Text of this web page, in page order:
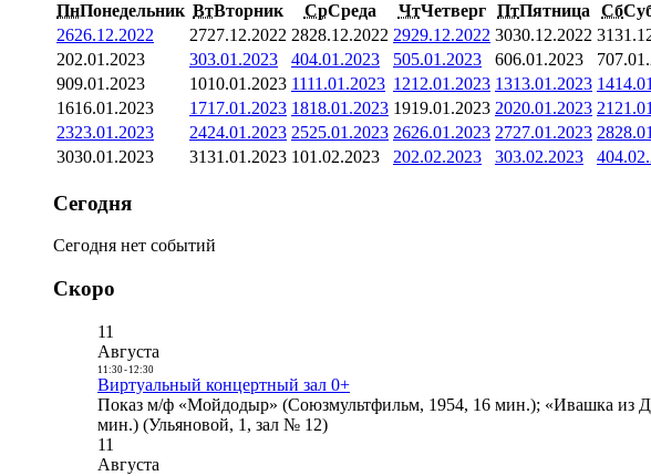
ПнПонедельник ВтВторник СрСреда ЧтЧетверг ПтПятница Сб
2626.12.2022 2727.12.2022 2828.12.2022 2929.12.2022 3030.12.2022 31
202.01.2023 303.01.2023 404.01.2023 505.01.2023 606.01.2023 7
909.01.2023 1010.01.2023 1111.01.2023 1212.01.2023 1313.01.2023 14
1616.01.2023 1717.01.2023 1818.01.2023 1919.01.2023 2020.01.2023 21
2323.01.2023 2424.01.2023 2525.01.2023 2626.01.2023 2727.01.2023 28
3030.01.2023 3131.01.2023 101.02.2023 202.02.2023 303.02.2023 4
Сегодня
Сегодня нет событий
Скоро
11
Августа
11:30- 12:30
Виртуальный концертный зал 0+
Показ м/ф «Мойдодыр» (Союзмультфильм, 1954, 16 мин.); «Ивашка из
мин.) (Ульяновой, 1, зал № 12)
11
Августа